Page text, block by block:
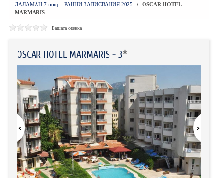
БЪЛГАРИЯ
ХОТЕЛИ В ТУРЦИЯ
ТУРЦИЯ С КОЛА
ХОТЕЛИ В ГЪРЦИЯ
НОВА ГОДИНА 2027
ХОТЕЛИ В АЛБАНИЯ
АВТОБУСИ ПОД НАЕМ
ЗА НАС
КОНТАКТИ
ДАЛАМАН 7 нощ. - РАННИ ЗАПИСВАНИЯ 2025
OSCAR HOTEL
MARMARIS
Вашата оценка
OSCAR HOTEL MARMARIS - 3